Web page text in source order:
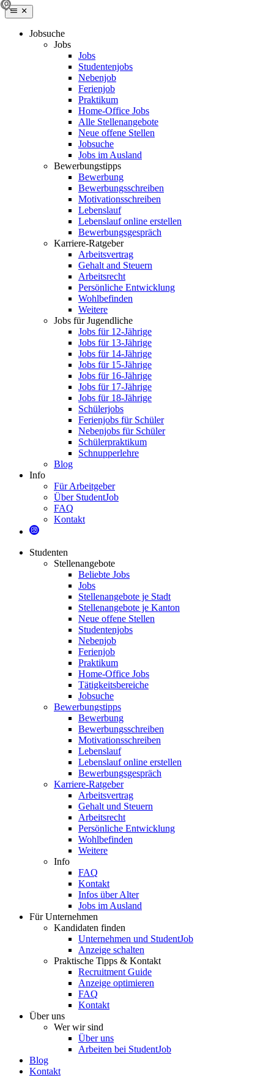
Jobsuche
Jobs
Jobs
Studentenjobs
Nebenjob
Ferienjob
Praktikum
Home-Office Jobs
Alle Stellenangebote
Neue offene Stellen
Jobsuche
Jobs im Ausland
Bewerbungstipps
Bewerbung
Bewerbungsschreiben
Motivationsschreiben
Lebenslauf
Lebenslauf online erstellen
Bewerbungsgespräch
Karriere-Ratgeber
Arbeitsvertrag
Gehalt and Steuern
Arbeitsrecht
Persönliche Entwicklung
Wohlbefinden
Weitere
Jobs für Jugendliche
Jobs für 12-Jährige
Jobs für 13-Jährige
Jobs für 14-Jährige
Jobs für 15-Jährige
Jobs für 16-Jährige
Jobs für 17-Jährige
Jobs für 18-Jährige
Schülerjobs
Ferienjobs für Schüler
Nebenjobs für Schüler
Schülerpraktikum
Schnupperlehre
Blog
Info
Für Arbeitgeber
Über StudentJob
FAQ
Kontakt
Studenten
Stellenangebote
Beliebte Jobs
Jobs
Stellenangebote je Stadt
Stellenangebote je Kanton
Neue offene Stellen
Studentenjobs
Nebenjob
Ferienjob
Praktikum
Home-Office Jobs
Tätigkeitsbereiche
Jobsuche
Bewerbungstipps
Bewerbung
Bewerbungsschreiben
Motivationsschreiben
Lebenslauf
Lebenslauf online erstellen
Bewerbungsgespräch
Karriere-Ratgeber
Arbeitsvertrag
Gehalt und Steuern
Arbeitsrecht
Persönliche Entwicklung
Wohlbefinden
Weitere
Info
FAQ
Kontakt
Infos über Alter
Jobs im Ausland
Für Unternehmen
Kandidaten finden
Unternehmen und StudentJob
Anzeige schalten
Praktische Tipps & Kontakt
Recruitment Guide
Anzeige optimieren
FAQ
Kontakt
Über uns
Wer wir sind
Über uns
Arbeiten bei StudentJob
Blog
Kontakt